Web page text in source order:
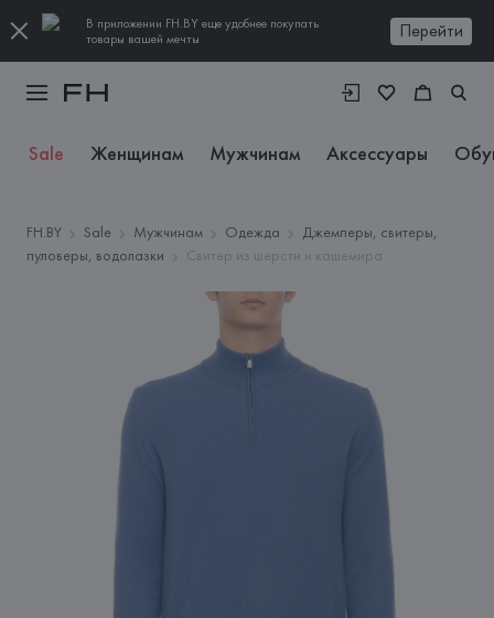
В приложении FH.BY еще удобнее покупать
товары вашей мечты
Перейти
Sale Женщинам Мужчинам Аксессуары
FH.BY Sale Мужчинам Одежда
Джемперы, свитеры,
пуловеры, водолазки
Свитер из шерсти и кашемира